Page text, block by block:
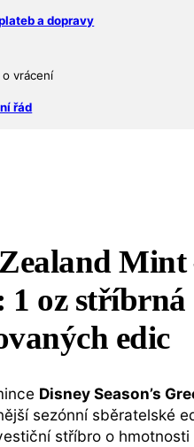
a dopravy
vrácení
řád
Mint
1 oz
edic
Disney Season’s
sezónní sběratelské
stříbro o hmotnosti